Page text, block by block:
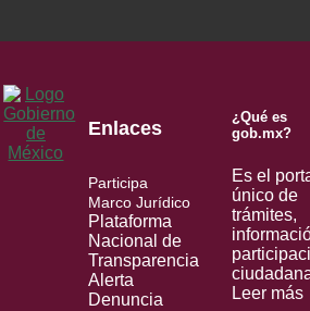
Enlaces
Participa
Marco Jurídico
Plataforma
Nacional de
Transparencia
Alerta
Denuncia
¿Qué es
gob.mx?
Es el
único de
trámites,
Leer más